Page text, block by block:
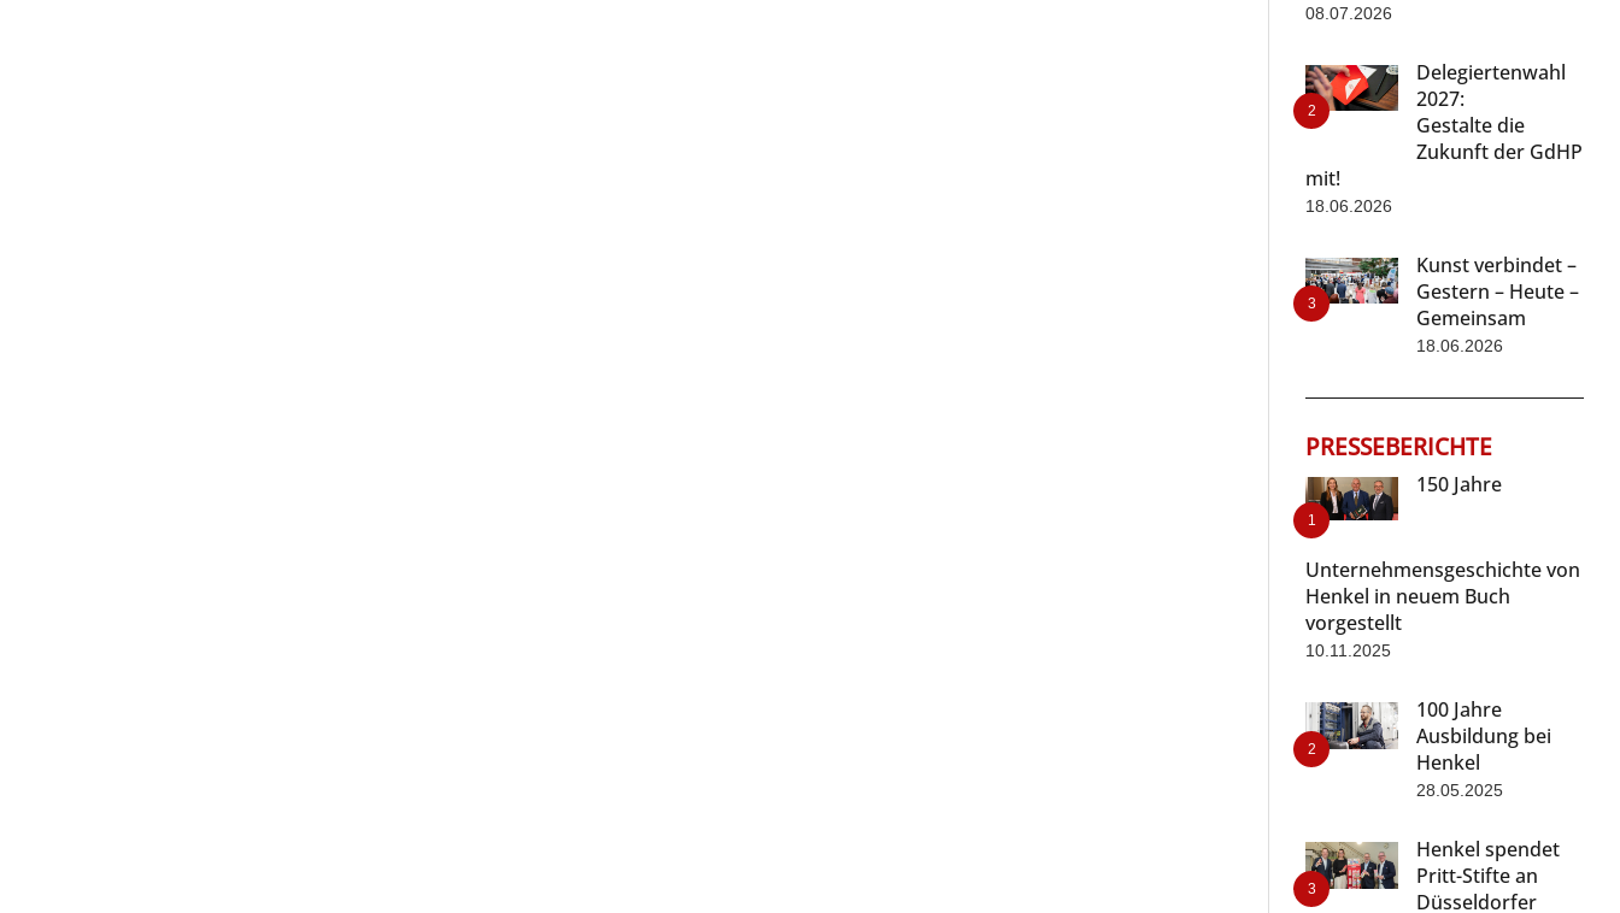
08.07.2026
Delegiertenwahl
2027:
Gestalte die
Zukunft der GdHP
mit!
18.06.2026
Kunst verbindet –
Gestern – Heute –
Gemeinsam
18.06.2026
PRESSEBERICHTE
150 Jahre
Unternehmensgeschichte von
Henkel in neuem Buch
vorgestellt
10.11.2025
100 Jahre
Ausbildung bei
Henkel
28.05.2025
Henkel spendet
Pritt-Stifte an
Düsseldorfer